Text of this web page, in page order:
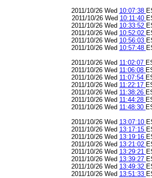
2011/10/26 Wed 10:07:38
2011/10/26 Wed 10:11:40
2011/10/26 Wed 10:33:52
2011/10/26 Wed 10:52:02
2011/10/26 Wed 10:56:03
2011/10/26 Wed 10:57:48
2011/10/26 Wed 11:02:07
2011/10/26 Wed 11:06:08
2011/10/26 Wed 11:07:54
2011/10/26 Wed 11:22:17
2011/10/26 Wed 11:38:26
2011/10/26 Wed 11:44:28
2011/10/26 Wed 11:48:30
2011/10/26 Wed 13:07:10
2011/10/26 Wed 13:17:15
2011/10/26 Wed 13:19:16
2011/10/26 Wed 13:21:02
2011/10/26 Wed 13:29:21
2011/10/26 Wed 13:39:27
2011/10/26 Wed 13:49:32
2011/10/26 Wed 13:51:33